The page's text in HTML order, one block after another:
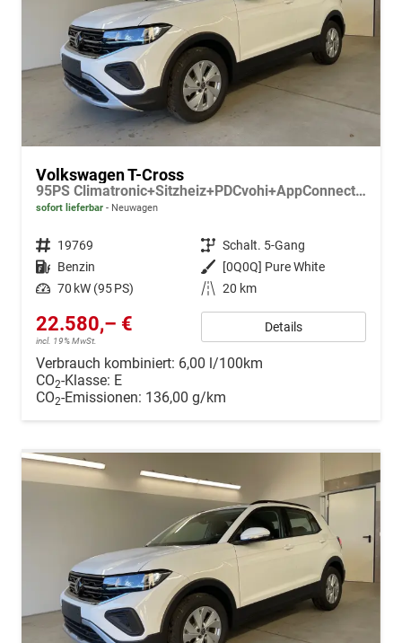
Volkswagen T-Cross
95PS Climatronic+Sitzheiz+PDCvohi+AppConnect+Side+TravelAssist+ACC
sofort lieferbar Neuwagen
Fahrzeugnr. 19769 Getriebe Schalt. 5-Gang
Kraftstoff Benzin Außenfarbe
[0Q0Q] Pure White
Leistung 70 kW (95 PS) Kilometerstand 20 km
22.580,– €
incl. 19% MwSt.
Details
Verbrauch kombiniert: 6,00 l/100km
CO2-Klasse: E
CO2-Emissionen: 136,00 g/km